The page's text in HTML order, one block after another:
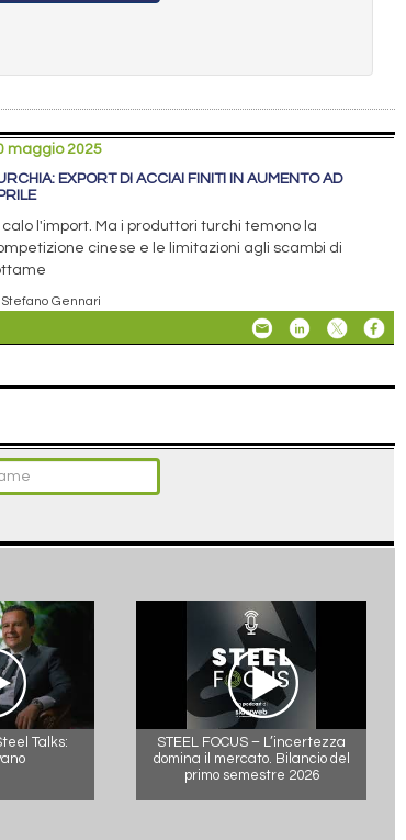
maggio 2025
EXPORT DI ACCIAI FINITI IN AUMENTO AD
calo l'import. Ma i produttori turchi temono la
cinese e le limitazioni agli scambi di
Gennari
Talks:
STEEL FOCUS – L’incertezza
domina il mercato. Bilancio del
primo semestre 2026